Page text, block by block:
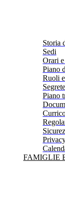
Storia
Sedi
Orari
Piano
Ruoli
Piano
FAMIGLIE